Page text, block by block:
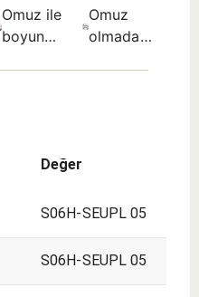
Omuz ile
boyuna
Omuz
olmadan
Değer
S06H-SEUPL 05
S06H-SEUPL 05